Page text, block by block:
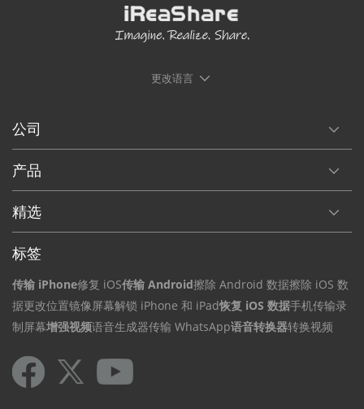
更改语言
公司
产品
精选
标签
传输 iPhone修复 iOS传输 Android擦除 Android 数据擦除 iOS 数
据更改位置镜像屏幕解锁 iPhone 和 iPad恢复 iOS 数据手机传输录
制屏幕增强视频语音生成器传输 WhatsApp语音转换器转换视频